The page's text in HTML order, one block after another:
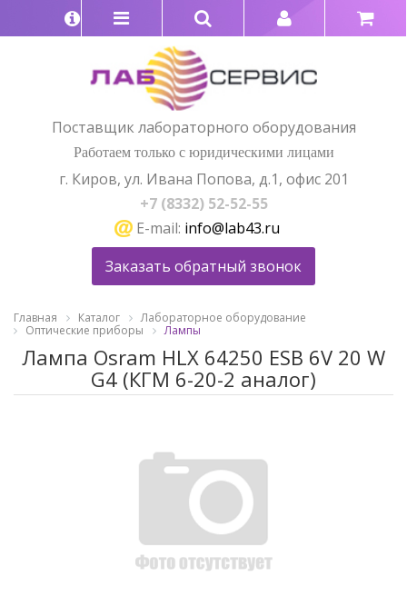
Поставщик лабораторного оборудования
Работаем только с юридическими лицами
г. Киров, ул. Ивана Попова, д.1, офис 201
+7 (8332) 52-52-55
E-mail: info@lab43.ru
Заказать обратный звонок
Главная Каталог
Лабораторное оборудование
Оптические приборы
Лампы
Лампа Osram HLX 64250 ESB 6V 20 W
G4 (КГМ 6-20-2 аналог)